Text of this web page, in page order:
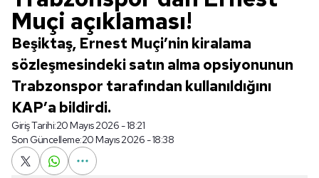
Muçi açıklaması!
Beşiktaş, Ernest Muçi’nin kiralama
sözleşmesindeki satın alma opsiyonunun
Trabzonspor tarafından kullanıldığını
KAP’a bildirdi.
Giriş Tarihi:20 Mayıs 2026 - 18:21
Son Güncelleme:20 Mayıs 2026 - 18:38